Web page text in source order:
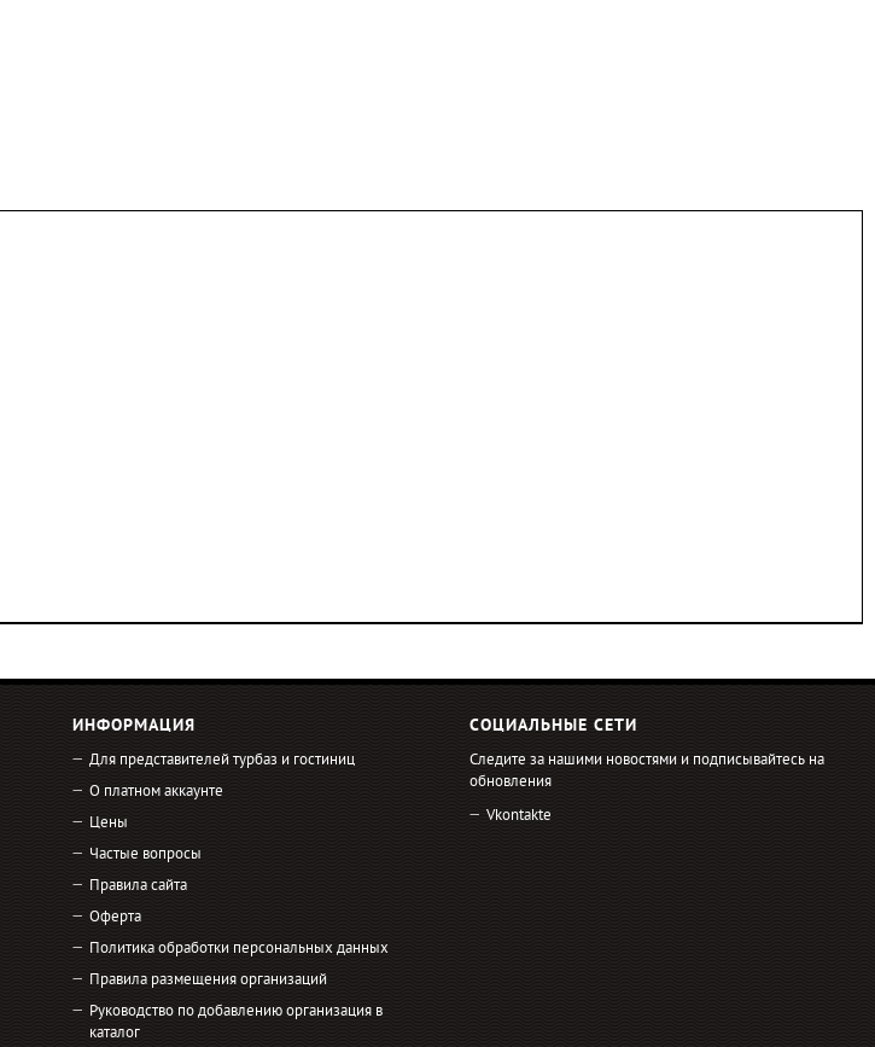
ИНФОРМАЦИЯ
Для представителей турбаз и гостиниц
О платном аккаунте
Цены
Частые вопросы
Правила сайта
Оферта
Политика обработки персональных данных
Правила размещения организаций
Руководство по добавлению организация в
каталог
СОЦИАЛЬНЫЕ СЕТИ
Следите за нашими новостями и подписывайтесь на
обновления
Vkontakte